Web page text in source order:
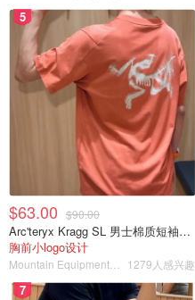
5
$63.00 $90.00
Arc'teryx Kragg SL 男士棉质短袖T恤
胸前小logo设计
1279人感兴趣
7